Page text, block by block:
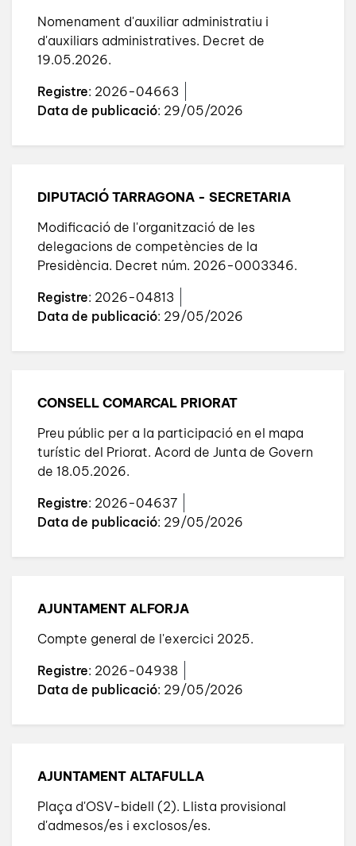
Nomenament d'auxiliar administratiu i
d'auxiliars administratives. Decret de
19.05.2026.
Registre: 2026-04663
Data de publicació: 29/05/2026
DIPUTACIÓ TARRAGONA - SECRETARIA
Modificació de l'organització de les
delegacions de competències de la
Presidència. Decret núm. 2026-0003346.
Registre: 2026-04813
Data de publicació: 29/05/2026
CONSELL COMARCAL PRIORAT
Preu públic per a la participació en el mapa
turístic del Priorat. Acord de Junta de Govern
de 18.05.2026.
Registre: 2026-04637
Data de publicació: 29/05/2026
AJUNTAMENT ALFORJA
Compte general de l'exercici 2025.
Registre: 2026-04938
Data de publicació: 29/05/2026
AJUNTAMENT ALTAFULLA
Plaça d'OSV-bidell (2). Llista provisional
d'admesos/es i exclosos/es.